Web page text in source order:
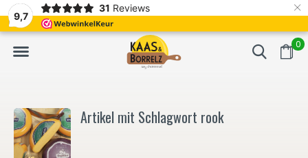
9,7
31 Reviews ×
0
Frisch geschnitten und vakuumverpackt. Meistens Lieferung
Artikel mit Schlagwort rook